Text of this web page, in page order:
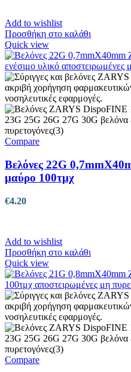
Add to wishlist
Προσθήκη στο καλάθι
Quick view
Compare
Βελόνες 22G
μαύρο 100τμχ
€4.20
Add to wishlist
Προσθήκη στο καλάθι
Quick view
Compare